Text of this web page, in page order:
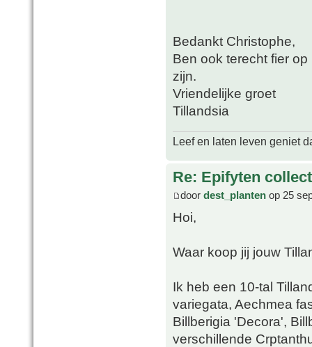
Bedankt Christophe,
Ben ook terecht fier
zijn.
Vriendelijke groet
Tillandsia
Leef en laten leven geniet
Re: Epifyten
door dest_planten op 25
Hoi,
Waar koop jij jouw
Ik heb een 10-tal
variegata, Aechmea
Billberigia 'Decora',
verschillende